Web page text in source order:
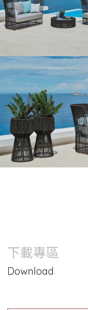
下載專區
Download